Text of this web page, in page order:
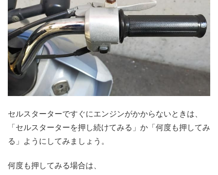
セルスターターですぐにエンジンがかからないときは、
「セルスターターを押し続けてみる」か「何度も押してみ
る」ようにしてみましょう。
何度も押してみる場合は、